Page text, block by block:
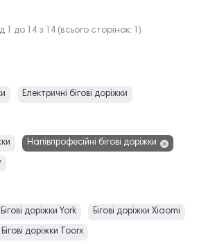
1 до 14 з 14 (всього сторінок: 1)
Електричні бігові доріжки
Напівпрофесійні бігові доріжки
Бігові доріжки York Бігові доріжки Xiaomi
Бігові доріжки Toorx